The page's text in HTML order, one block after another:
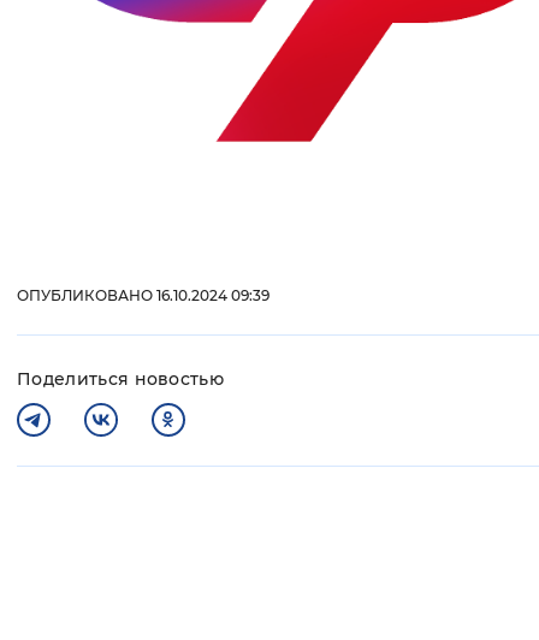
ОПУБЛИКОВАНО 16.10.2024 09:39
Поделиться новостью